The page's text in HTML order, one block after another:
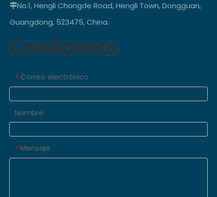
No.1, Hengli Chongde Road, Hengli Town, Dongguan,
Guangdong, 523475, China.
Contáctenos
* Correo electrónico
Nombre
* Mensaje